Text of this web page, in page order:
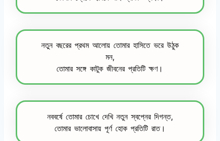
নতুন বছরের প্রথম আলোয় তোমার হাসিতে ভরে উঠুক
মন,
তোমার সঙ্গে কাটুক জীবনের প্রতিটি ক্ষণ।
নববর্ষে তোমার চোখে দেখি নতুন স্বপ্নের দিগন্ত,
তোমার ভালোবাসায় পূর্ণ হোক প্রতিটি রাত।